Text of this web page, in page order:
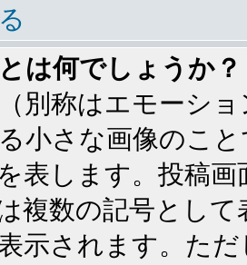
は何でしょうか？
別称はエモーシ
小さな画像のこ
表します。投稿
複数の記号とし
示されます。た